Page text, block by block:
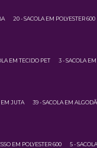
20 - SACOLA EM POLYESTER 600
EM TECIDO PET 3 - SACOLA
EM JUTA 39 - SACOLA EM
EM POLYESTER 600 5 -